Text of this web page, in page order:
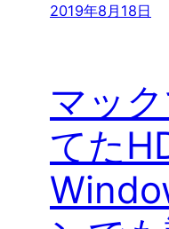
2019年8月18日
マッ
てた